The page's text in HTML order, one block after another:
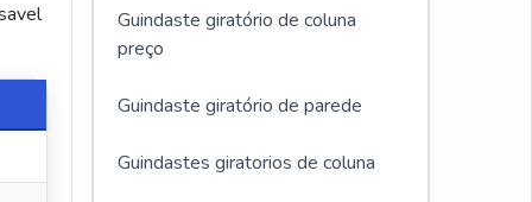
Guindaste giratório de coluna
preço
Guindaste giratório de parede
Guindastes giratorios de coluna